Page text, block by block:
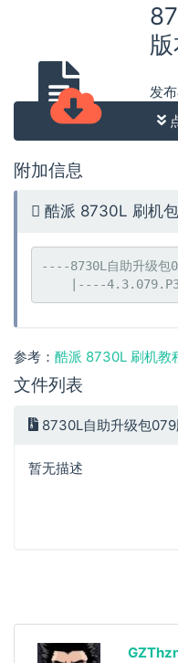
发
附加信息
酷派 8730L 刷机
----8730L自助升级包
参考： 酷派 8730L 刷机教
文件列表
8730L自助升级包
暂无描述